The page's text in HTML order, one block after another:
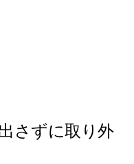
さずに取り外